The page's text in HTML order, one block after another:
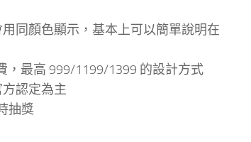
同顏色顯示，基本上可以簡單說明在
，最高 999/1199/1399 的設計方式
認定為主
抽獎